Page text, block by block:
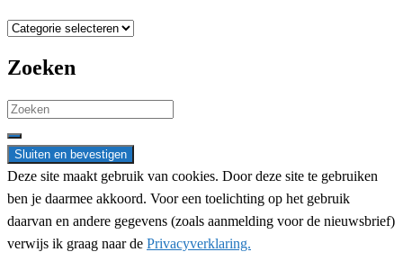
Categorieën
Zoeken
Search
for:
Deze site maakt gebruik van cookies. Door deze site te gebruiken
ben je daarmee akkoord. Voor een toelichting op het gebruik
daarvan en andere gegevens (zoals aanmelding voor de nieuwsbrief)
verwijs ik graag naar de Privacyverklaring.